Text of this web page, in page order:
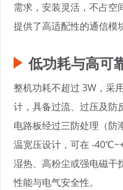
需求，安装灵活，不占空
提供了高适配性的通信模
低功耗与高可
整机功耗不超过 3W，采
计，具备过流、过压及防
电路板经过三防处理（防
温宽压设计，可在 -
湿热、高粉尘或强电磁干
性能与电气安全性。